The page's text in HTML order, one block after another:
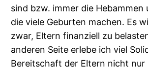
sind bzw. immer die Hebammen
die viele Geburten machen. Es
zwar, Eltern finanziell zu
anderen Seite erlebe ich viel
Bereitschaft der Eltern nicht nur